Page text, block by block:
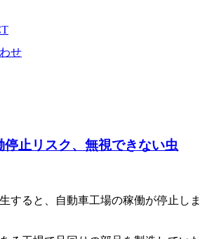
せ
停止リスク、無視できない虫
すると、自動車工場の稼働が停止しま